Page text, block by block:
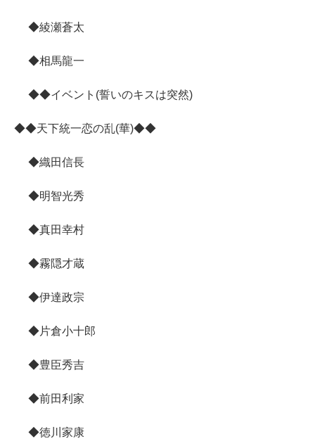
◆綾瀬蒼太
◆相馬龍一
◆◆イベント(誓いのキスは突然)
◆◆天下統一恋の乱(華)◆◆
◆織田信長
◆明智光秀
◆真田幸村
◆霧隠才蔵
◆伊達政宗
◆片倉小十郎
◆豊臣秀吉
◆前田利家
◆徳川家康